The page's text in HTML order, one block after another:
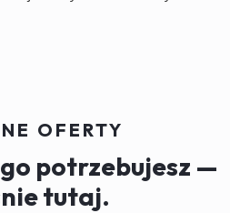
OFERTY
potrzebujesz —
tutaj.